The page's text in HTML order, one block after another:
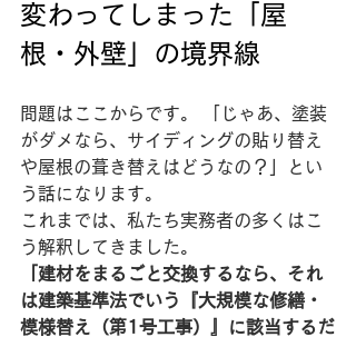
変わってしまった「屋
根・外壁」の境界線
問題はここからです。 「じゃあ、塗装
がダメなら、サイディングの貼り替え
や屋根の葺き替えはどうなの？」とい
う話になります。
これまでは、私たち実務者の多くはこ
う解釈してきました。
「建材をまるごと交換するなら、それ
は建築基準法でいう『大規模な修繕・
模様替え（第1号工事）』に該当するだ